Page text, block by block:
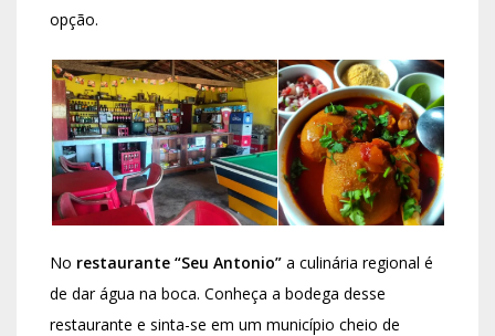
opção.
No restaurante “Seu Antonio” a culinária regional é
de dar água na boca. Conheça a bodega desse
restaurante e sinta-se em um município cheio de